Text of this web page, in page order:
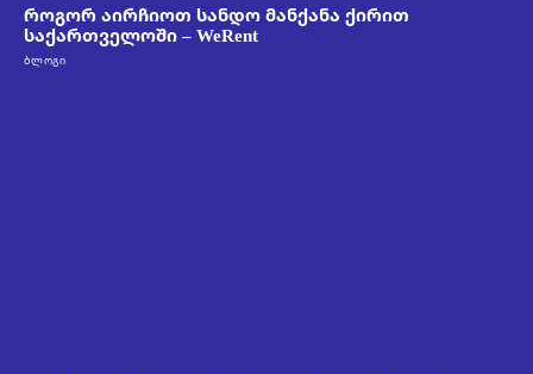
როგორ აირჩიოთ სანდო მანქანა ქირით
საქართველოში – WeRent
ᲑᲚᲝᲒᲘ